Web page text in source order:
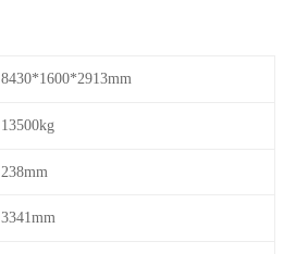
8430*1600*2913mm
13500kg
238mm
3341mm